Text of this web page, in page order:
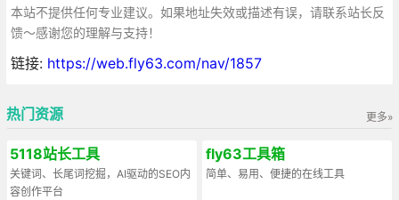
本站不提供任何专业建议。如果地址失效或描述有误，请联系站长反
馈～感谢您的理解与支持！
链接: https://web.fly63.com/nav/1857
更多»
热门资源
5118站长工具
关键词、长尾词挖掘，AI驱动的SEO内
容创作平台
fly63工具箱
简单、易用、便捷的在线工具